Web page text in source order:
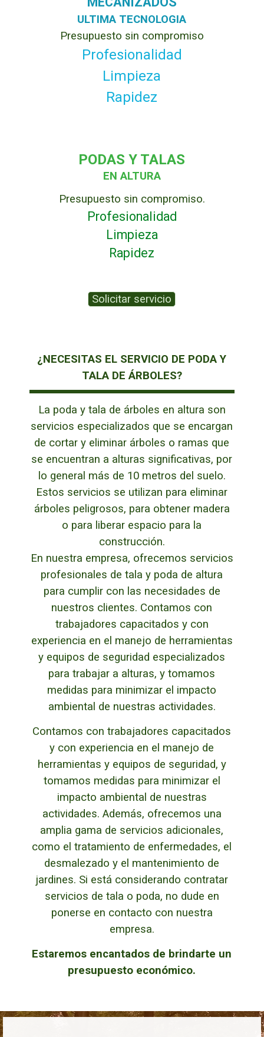
ULTIMA TECNOLOGIA
Presupuesto sin compromiso
Profesionalidad
Limpieza
Rapidez
PODAS Y TALAS
EN ALTURA
Presupuesto sin compromiso.
Profesionalidad
Limpieza
Rapidez
Solicitar servicio
¿NECESITAS EL SERVICIO DE PODA Y
TALA DE ÁRBOLES?
La poda y tala de árboles en altura son
servicios especializados que se encargan
de cortar y eliminar árboles o ramas que
se encuentran a alturas significativas, por
lo general más de 10 metros del suelo.
Estos servicios se utilizan para eliminar
árboles peligrosos, para obtener madera
o para liberar espacio para la
construcción.
En nuestra empresa, ofrecemos servicios
profesionales de tala y poda de altura
para cumplir con las necesidades de
nuestros clientes. Contamos con
trabajadores capacitados y con
experiencia en el manejo de herramientas
y equipos de seguridad especializados
para trabajar a alturas, y tomamos
medidas para minimizar el impacto
ambiental de nuestras actividades.
Contamos con trabajadores capacitados
y con experiencia en el manejo de
herramientas y equipos de seguridad, y
tomamos medidas para minimizar el
impacto ambiental de nuestras
actividades. Además, ofrecemos una
amplia gama de servicios adicionales,
como el tratamiento de enfermedades, el
desmalezado y el mantenimiento de
jardines. Si está considerando contratar
servicios de tala o poda, no dude en
ponerse en contacto con nuestra
empresa.
Estaremos encantados de brindarte un
presupuesto económico.